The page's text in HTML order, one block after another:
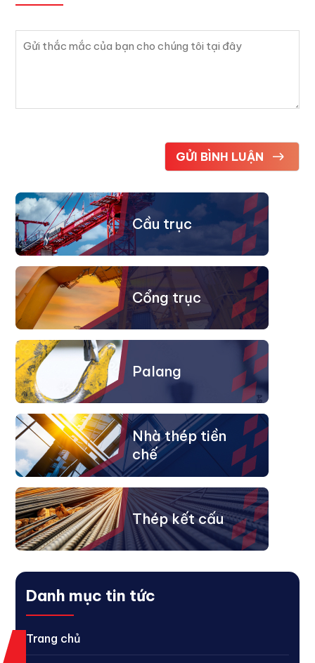
Cầu trục
Cổng trục
Palang
Nhà thép tiền
chế
Thép kết cấu
Danh mục tin tức
Trang chủ